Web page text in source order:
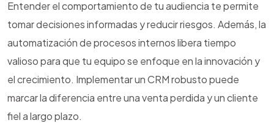
Entender el comportamiento de tu audiencia te permite
tomar decisiones informadas y reducir riesgos. Además, la
automatización de procesos internos libera tiempo
valioso para que tu equipo se enfoque en la innovación y
el crecimiento. Implementar un CRM robusto puede
marcar la diferencia entre una venta perdida y un cliente
fiel a largo plazo.